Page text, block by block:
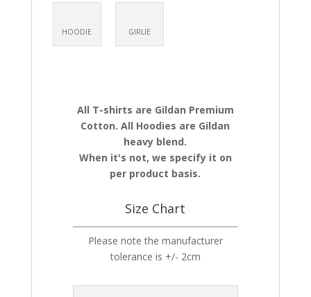
HOODIE GIRLIE
All T-shirts are Gildan Premium
Cotton. All Hoodies are Gildan
heavy blend.
When it's not, we specify it on
per product basis.
Size Chart
Please note the manufacturer
tolerance is +/- 2cm